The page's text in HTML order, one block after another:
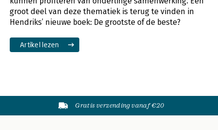
groot deel van deze thematiek is terug te vinden in
Hendriks’ nieuwe boek: De grootste of de beste?
Artikel lezen
Gratis verzending vanaf €20